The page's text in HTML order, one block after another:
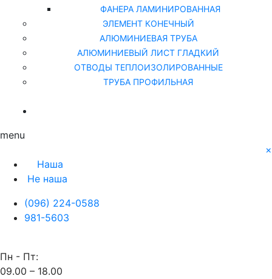
ФАНЕРА ЛАМИНИРОВАННАЯ
ЭЛЕМЕНТ КОНЕЧНЫЙ
АЛЮМИНИЕВАЯ ТРУБА
АЛЮМИНИЕВЫЙ ЛИСТ ГЛАДКИЙ
ОТВОДЫ ТЕПЛОИЗОЛИРОВАННЫЕ
ТРУБА ПРОФИЛЬНАЯ
menu
×
Наша
Не наша
(096) 224-0588
981-5603
Пн - Пт:
09.00 – 18.00